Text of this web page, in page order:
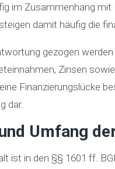
im Zusammenhang
damit häufig die
gezogen
Zinsen
Finanzierungslücke
dar.
Umfang
ist in den §§ 1601 ff.